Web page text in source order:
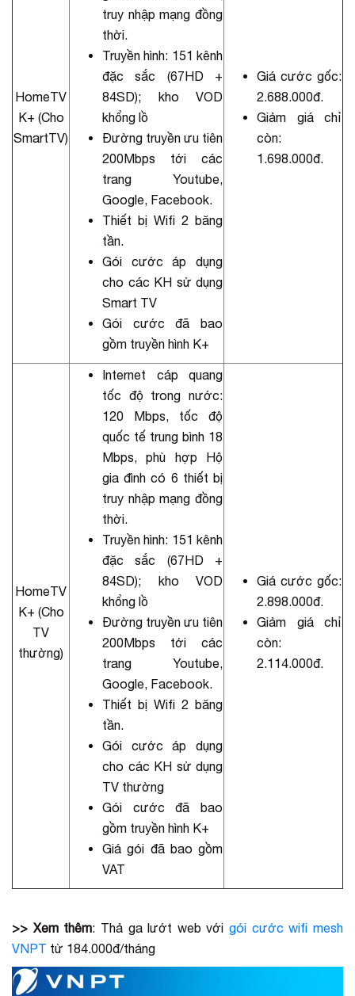
HomeTV
K+ (Cho
SmartTV)
truy nhập mạng đồng
thời.
Truyền hình: 151 kênh
đặc sắc (67HD +
84SD); kho VOD
khổng lồ
Đường truyền ưu tiên
200Mbps tới các
trang Youtube,
Google, Facebook.
Thiết bị Wifi 2 băng
tần.
Gói cước áp dụng
cho các KH sử dụng
Smart TV
Gói cước đã bao
gồm truyền hình K+
Giá cước gốc:
2.688.000đ.
Giảm giá chỉ
còn:
1.698.000đ.
HomeTV
K+ (Cho
TV
thường)
Internet cáp quang
tốc độ trong nước:
120 Mbps, tốc độ
quốc tế trung bình 18
Mbps, phù hợp Hộ
gia đình có 6 thiết bị
truy nhập mạng đồng
thời.
Truyền hình: 151 kênh
đặc sắc (67HD +
84SD); kho VOD
khổng lồ
Đường truyền ưu tiên
200Mbps tới các
trang Youtube,
Google, Facebook.
Thiết bị Wifi 2 băng
tần.
Gói cước áp dụng
cho các KH sử dụng
TV thường
Gói cước đã bao
gồm truyền hình K+
Giá gói đã bao gồm
VAT
Giá cước gốc:
2.898.000đ.
Giảm giá chỉ
còn:
2.114.000đ.
>> Xem thêm: Thả ga lướt web vớigói cước wifi mesh
VNPT từ 184.000đ/tháng